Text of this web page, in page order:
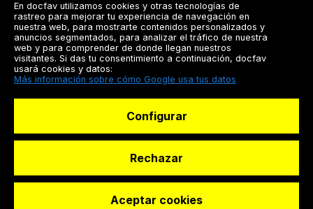
Registrarse
Docfav
© Dashboard Technologies S.L
En docfav utilizamos cookies y otras tecnologías de
rastreo para mejorar tu experiencia de navegación en
nuestra web, para mostrarte contenidos personalizados y
anuncios segmentados, para analizar el tráfico de nuestra
web y para comprender de donde llegan nuestros
visitantes. Si das tu consentimiento a continuación, docfav
usará cookies y datos:
Más información sobre cómo Google usa tus datos
Configurar
Rechazar
Aceptar cookies